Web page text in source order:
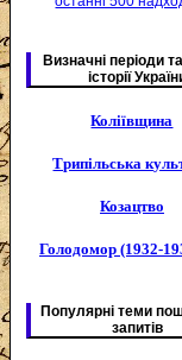
Визначні періоди
історії
Коліївщина
Трипільська
Козацтво
Голодомор (1932-
Популярні теми
запитів